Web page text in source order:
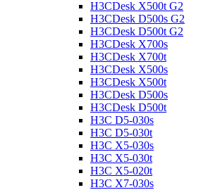
H3CDesk X500t G2
H3CDesk D500s G2
H3CDesk D500t G2
H3CDesk X700s
H3CDesk X700t
H3CDesk X500s
H3CDesk X500t
H3CDesk D500s
H3CDesk D500t
H3C D5-030s
H3C D5-030t
H3C X5-030s
H3C X5-030t
H3C X5-020t
H3C X7-030s